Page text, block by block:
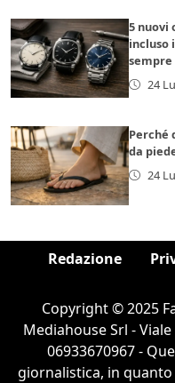
5 nuovi
incluso
sempre
24
Perché
da
24
Redazione
Copyright © 2025
Mediahouse Srl -
06933670967 -
giornalistica, in